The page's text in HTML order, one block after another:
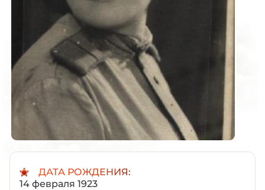
ДАТА РОЖДЕНИЯ:
14 февраля 1923